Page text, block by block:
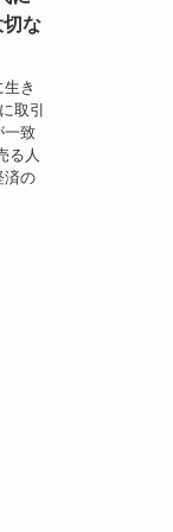
な
き
取引
一致
る人
済の